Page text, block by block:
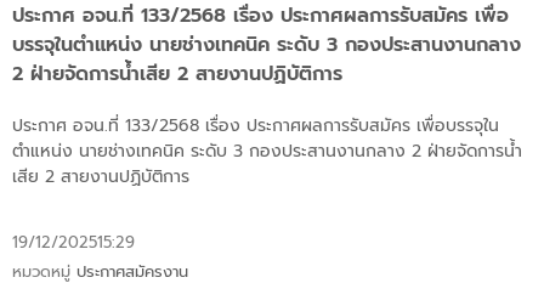
ประกาศ อจน.ที่ 133/2568 เรื่อง ประกาศผลการรับสมัคร เพื่อ
บรรจุในตำแหน่ง นายช่างเทคนิค ระดับ 3 กองประสานงานกลาง
2 ฝ่ายจัดการน้ำเสีย 2 สายงานปฏิบัติการ
ประกาศ อจน.ที่ 133/2568 เรื่อง ประกาศผลการรับสมัคร เพื่อบรรจุใน
ตำแหน่ง นายช่างเทคนิค ระดับ 3 กองประสานงานกลาง 2 ฝ่ายจัดการน้ำ
เสีย 2 สายงานปฏิบัติการ
19/12/202515:29
หมวดหมู่ ประกาศสมัครงาน